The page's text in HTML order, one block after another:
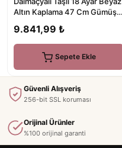
Altın Kaplama 47 Cm Gümüş
9.841,99 ₺
Sepete Ekle
Güvenli Alışveriş
256-bit SSL koruması
Orijinal Ürünler
%100 orijinal garanti